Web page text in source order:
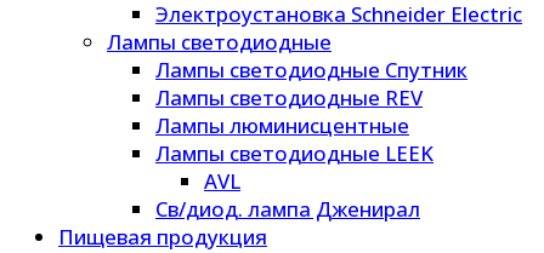
Электроустановка Schneider Electric
Лампы светодиодные
Лампы светодиодные Спутник
Лампы светодиодные REV
Лампы люминисцентные
Лампы светодиодные LEEK
AVL
Св/диод. лампа Дженирал
Пищевая продукция